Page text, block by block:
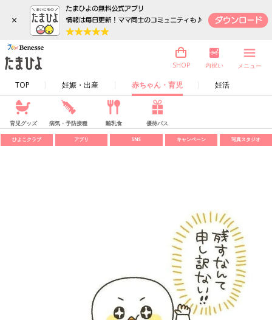
×
TOP 妊娠・出産 赤ちゃん・育児 妊活
SHOP 内祝い メニュー
育児グッズ 病気・予防接種 離乳食 優待パス
ひよこクラブ アプリ SNS キャンペーン 写真スタジオ